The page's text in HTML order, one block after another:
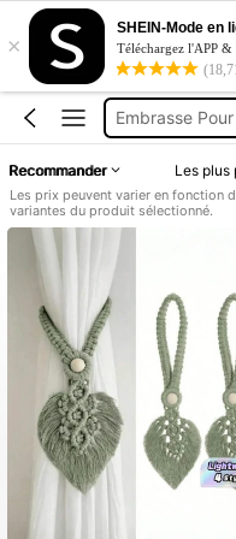
×
SHEIN-Mode en
Téléchargez l'APP &
Attache Rideau
Embrasse
Embrasse Pour
Rideaux Salon
Attache Rideau
Recommander Les plus
Les prix peuvent varier en fonction
variantes du produit sélectionné.